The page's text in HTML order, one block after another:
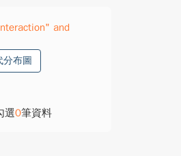
and
分布圖
選0筆資料